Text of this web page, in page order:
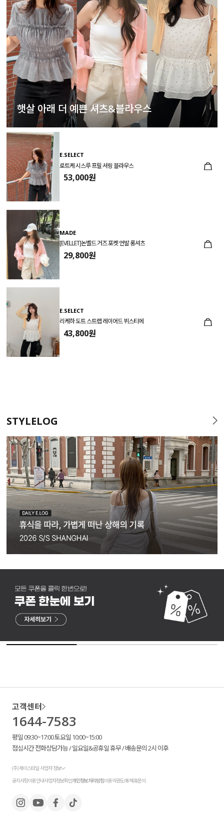
햇살 아래 더 예쁜 셔츠&블라우스
E.SELECT
로트케 시스루 프릴 셔링 블라우스
53,000원
MADE
[EVELLET]논벨드 거즈 포켓 언발 롱셔츠
29,800원
E.SELECT
리케하 도트 스트랩 레이어드 뷔스티에
43,800원
STYLELOG
고객센터
1644-7583
평일 09:30~17:00 토요일 10:00~15:00
점심시간 전화상담가능 / 일요일&공휴일 휴무 / 배송문의 2시 이후
(주) 제이스타일 사업자 정보
공지사항이용안내사업자정보확인개인정보처리방침이용약관도매/제휴문의